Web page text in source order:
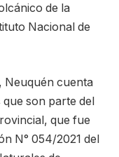
de la
Nacional de
Neuquén cuenta
son parte del
que fue
N° 054/2021 del